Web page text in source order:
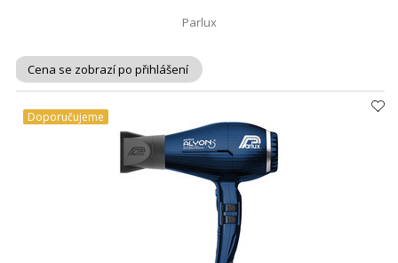
Parlux
Cena se zobrazí po přihlášení
Doporučujeme